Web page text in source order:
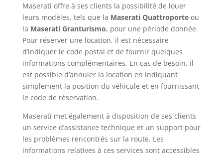
Maserati offre à ses clients la possibilité de louer
leurs modèles, tels que la Maserati Quattroporteou
la Maserati Granturismo, pour une période donnée.
Pour réserver une location, il est nécessaire
d’indiquer le code postal et de fournir quelques
informations complémentaires. En cas de besoin, il
est possible d’annuler la location en indiquant
simplement la position du véhicule et en fournissant
le code de réservation.
Maserati met également à disposition de ses clients
un service d’assistance technique et un support pour
les problèmes rencontrés sur la route. Les
informations relatives à ces services sont accessibles